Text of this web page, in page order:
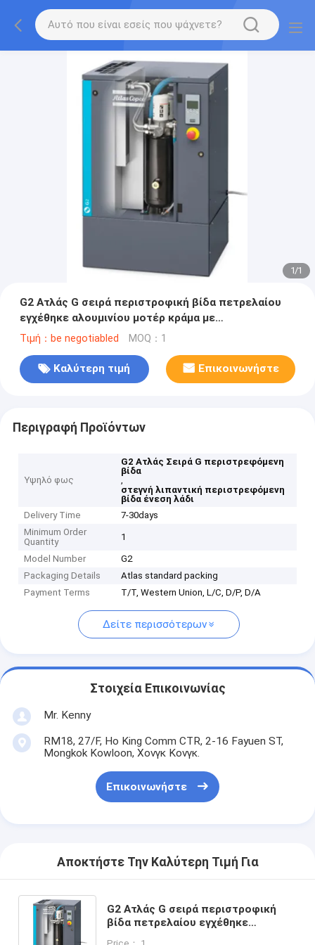
1/1
G2 Ατλάς G σειρά περιστροφική βίδα πετρελαίου
εγχέθηκε αλουμινίου μοτέρ κράμα με
ενσωματωμένο σε στεγνή λίπανση
Τιμή：be negotiabled MOQ：1
Καλύτερη τιμή Επικοινωνήστε
Περιγραφή Προϊόντων
Υψηλό φως
G2 Ατλάς Σειρά G περιστρεφόμενη
βίδα
,
στεγνή λιπαντική περιστρεφόμενη
βίδα ένεση λάδι
Delivery Time
7-30days
Minimum Order
Quantity
1
Model Number
G2
Packaging Details
Atlas standard packing
Payment Terms
T/T, Western Union, L/C, D/P, D/A
Δείτε περισσότερων
Στοιχεία Επικοινωνίας
Mr. Kenny
RM18, 27/F, Ho King Comm CTR, 2-16 Fayuen ST,
Mongkok Kowloon, Χονγκ Κονγκ.
Επικοινωνήστε
Αποκτήστε Την Καλύτερη Τιμή Για
G2 Ατλάς G σειρά περιστροφική
βίδα πετρελαίου εγχέθηκε